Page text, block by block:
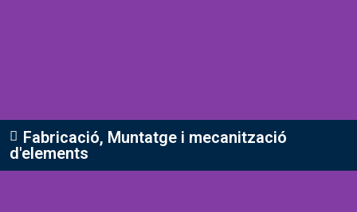
Fabricació, Muntatge i mecanització
d'elements